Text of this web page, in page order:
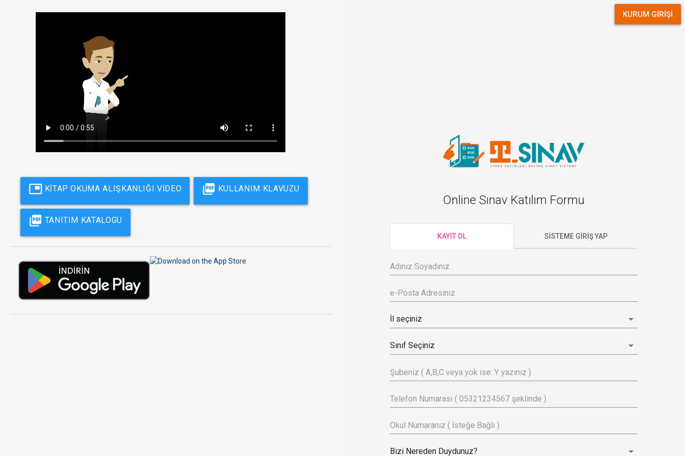
picture_in_picture KİTAP OKUMA ALIŞKANLIĞI VİDEO picture_as_pdf KULLANIM KLAVUZU
picture_as_pdf TANITIM KATALOGU
KURUM GİRİŞİ
Online Sınav Katılım Formu
KAYIT OL SİSTEME GİRİŞ YAP